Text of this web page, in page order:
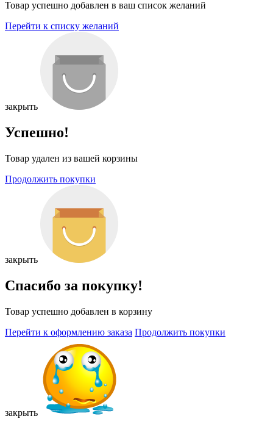
Товар успешно добавлен в ваш список желаний
Перейти к списку желаний
закрыть
Успешно!
Товар удален из вашей корзины
Продолжить покупки
закрыть
Спасибо за покупку!
Товар успешно добавлен в корзину
Перейти к оформлению заказа Продолжить покупки
закрыть